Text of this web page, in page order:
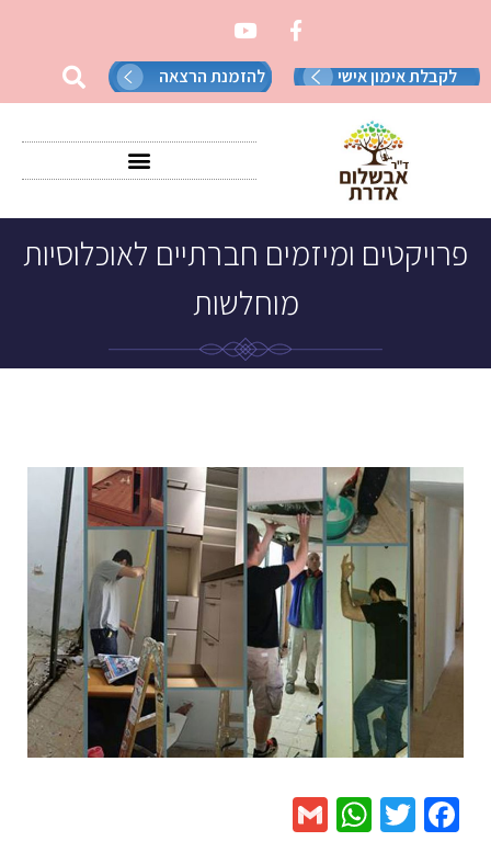
לקבלת אימון אישי להזמנת הרצאה
פרויקטים ומיזמים חברתיים לאוכלוסיות
מוחלשות
Facebook
Twitter
WhatsApp